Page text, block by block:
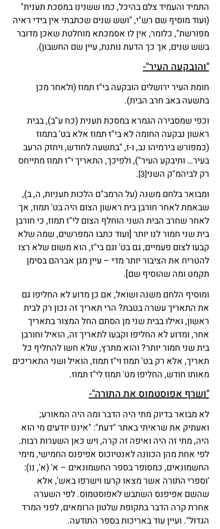
התמיד והעמיד צלם בהיכל, כמו ששנינו במסכת תענית"
(ועוד מוסיף שם רש"י, "ושש שנים שכתבתי אין בידי ראיה
מפורשת", כלומר, אין לו אסמכתא מוחלטת שאכן מדובר
בשש שנים, אך כך הדעת נותנת, עיין שם החשבון).
"והובקעה העיר"-
חומת העיר ירושלים הובקעה בי"ז תמוז (ולאחר מכן
בתשעה באב חרב הבית).
וכפי שמסבירה הגמרא במסכת תענית (כח ע"ב), בבית
ראשון נבקעה החומה לא בי"ז תמוז אלא בט' בתמוז
(כמפורש בירמיהו נב, ו-ז, "בתשעה לחודש, ויחזק הרעב
בעיר… ותיבקע העיר"), ולפיכך, התאריך י"ז תמוז מתייחס
רק לביהמ"ק השני[3]
.
ומבואר בלחם משנה (על הרמב"ם הלכות תעניות, ה, ב),
שבאמת לאחר חורבן בית ראשון הצום היה בט' תמוז, אך
לאחר שחרב הבית השני הוחלף הצום לי"ז תמוז, כי חורבן
בית שני חמור לנו יותר [ועוד כתבו המפרשים, שמה שלא
קבעו לצום פעמיים, גם בט' וגם בי"ז, הוא משום שלא רצו
להטריח את הציבור יותר מדי – עיין מגן אברהם בסימן
תקמט ומה שהוסיף שם].
ומוסיף הלחם משנה ושואל, אם כן מדוע לא החליפו גם
את התאריך עשרה בטבת? הרי תאריך זה נכון רק לבית
ראשון, ואילו בבית שני מן הסתם החל המצור בתאריך
אחר, ומדוע לא החליפו וקבעו לתאריך זה, הואיל וחורבן
בית שני חמור יותר? והוא מתרץ, שלא חשו להחליף כל
תאריך, אלא רק בט' תמוז וי"ז תמוז, הואיל ושני התאריכים
מאותו חודש, החליפו מט' תמוז לי"ז תמוז.
"ושרף אפוסטמוס את התורה"-
לא מבואר בדיוק מתי היה הדבר ומה היה המאורע;
ואעתיק את שראיתי באתר "דעת": "איננו יודעים מי הוא
היה, מתי זה היה ואיפה זה קרה, ויש כאן השערות רבות.
לפי אחת מהן הכוונה לאנטיוכוס אפיפנס החמישי, מימי
החשמונאים, כמסופר בספר החשמונאים – א' (א', נו):
'וספרי התורה אשר מצאו קרעו וישרפו באש', אלא
שהשם אפיפנס השתבש לאפוסטמוס. לפי השערה
אחרת קרה הדבר בתקופת שלטון הרומאים, לפני המרד
הגדול". ועיין עוד באריכות בספר התודעה.